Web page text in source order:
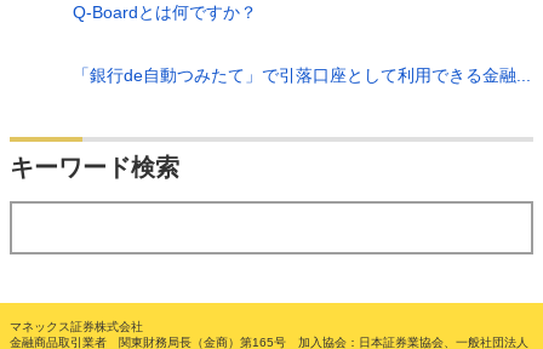
Q-Boardとは何ですか？
「銀行de自動つみたて」で引落口座として利用できる金融...
キーワード検索
マネックス証券株式会社
金融商品取引業者 関東財務局長（金商）第165号 加入協会：日本証券業協会、一般社団法人